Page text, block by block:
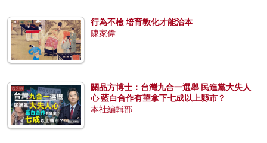
行為不檢 培育教化才能治本
陳家偉
關品方博士：台灣九合一選舉 民進黨大失人
心 藍白合作有望拿下七成以上縣市？
本社編輯部